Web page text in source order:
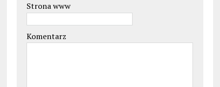
Strona www
Komentarz